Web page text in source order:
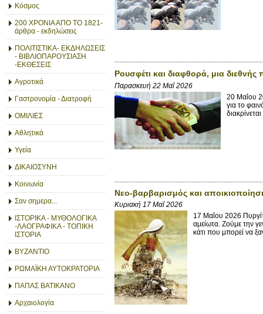
Κόσμος
200 ΧΡΟΝΙΑ ΑΠΟ ΤΟ 1821-
άρθρα - εκδηλώσεις
ΠΟΛΙΤΙΣΤΙΚΑ- ΕΚΔΗΛΩΣΕΙΣ
- ΒΙΒΛΙΟΠΑΡΟΥΣΙΑΣΗ
-ΕΚΘΕΣΕΙΣ
Αγροτικά
Γαστρονομία - Διατροφή
ΟΜΙΛΙΕΣ
Αθλητικά
Υγεία
ΔΙΚΑΙΟΣΥΝΗ
Κοινωνία
Σαν σημερα...
ΙΣΤΟΡΙΚΑ - ΜΥΘΟΛΟΓΙΚΑ
-ΛΑΟΓΡΑΦΙΚΑ - ΤΟΠΙΚΗ
ΙΣΤΟΡΙΑ
ΒΥΖΑΝΤΙΟ
ΡΩΜΑΪΚΗ ΑΥΤΟΚΡΑΤΟΡΙΑ
ΠΑΠΑΣ ΒΑΤΙΚΑΝΟ
Αρχαιολογία
Ρουσφέτι και διαφθορά, μια
Παρασκευή 22 Μαΐ 2026
20 Μαΐου
για το
Νεο-βαρβαρισμός και
Κυριακή 17 Μαΐ 2026
17 Μαΐου 2026
αμείωτα. Ζούμε την
κάτι που μπορεί να